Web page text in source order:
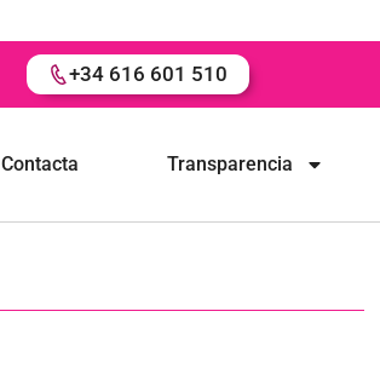
Contacta Transparencia
+34 616 601 510